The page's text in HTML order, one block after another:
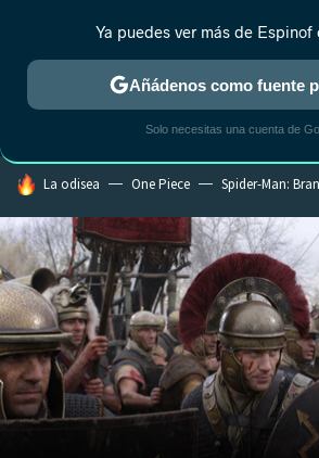
MENÚ
ESTRENOS REALITY ANIME
HOY SE HABLA DE
La odisea One Piece Spider-Man:
Ya puedes ver más de Espinof
Añádenos como fuente
Solo necesitas una cuenta de